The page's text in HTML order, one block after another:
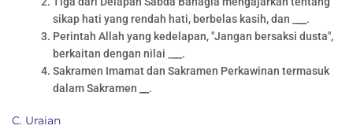
sikap hati yang rendah hati, berbelas kasih, dan _
.
Perintah Allah yang kedelapan, "Jangan bersaksi dusta",
berkaitan dengan nilai _
.
Sakramen Imamat dan Sakramen Perkawinan termasuk
dalam Sakramen
.
C. Uraian